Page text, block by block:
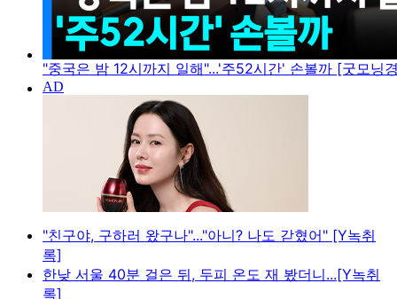
"중국은 밤 12시까지 일해"...'주52시간' 손볼까 [굿모닝
"친구야, 구하러 왔구나"..."아니? 나도 갇혔어" [Y녹취
록]
한낮 서울 40분 걸은 뒤, 두피 온도 재 봤더니...[Y녹취
록]